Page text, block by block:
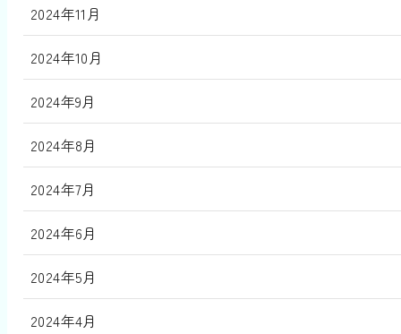
2024年11月
2024年10月
2024年9月
2024年8月
2024年7月
2024年6月
2024年5月
2024年4月